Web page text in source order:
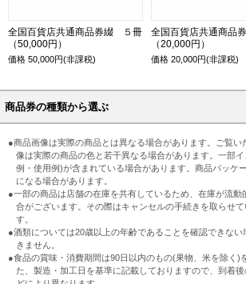
全国百貨店共通商品券綴 ５冊
（50,000円）
価格 50,000円(非課税)
全国百貨店共通商品
（20,000円）
価格20,000円(非課税)
商品券の種類から選ぶ
●商品画像は実際の商品とは異なる場合があります。ご覧い
像は実際の商品の色と若干異なる場合があります。一部
例・使用例)が含まれている場合があります。商品パッケ
になる場合があります。
●一部の商品は店舗の在庫を共有しているため、在庫が流動
合がございます。その際はキャンセルの手続きを取らせ
す。
●酒類については20歳以上の年齢であることを確認できな
きません。
●食品の賞味・消費期間は90日以内のもの(果物、米を除く)
た、製造・加工日を基準に記載しておりますので、到着